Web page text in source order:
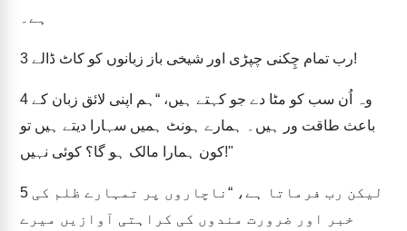
ہے۔
3 رب تمام چِکنی چپڑی اور شیخی باز زبانوں کو کاٹ ڈالے!
4
باعث طاقت ور ہیں۔ ہمارے ہونٹ ہمیں سہارا دیتے ہیں تو
کون ہمارا مالک ہو گا؟ کوئی نہیں!"
5
خبر اور ضرورت مندوں کی کراہتی آوازیں میرے